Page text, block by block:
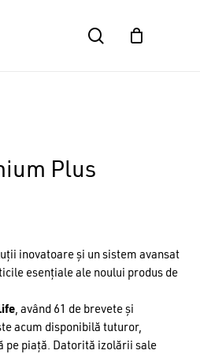
search
Plus
inovatoare și un sistem avansat
esențiale ale noului produs de
, având 61 de brevete și
acum disponibilă tuturor,
pe piață. Datorită izolării sale